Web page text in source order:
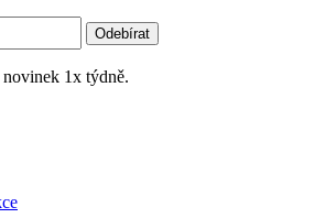
Odebírat
1x týdně.